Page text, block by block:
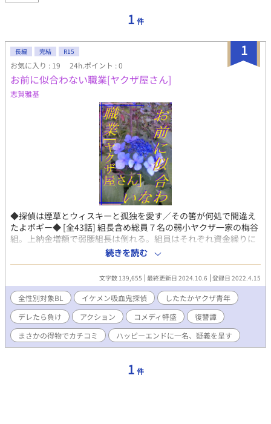
1 件
1
長編 完結 R15
お気に入り : 19 24h.ポイント : 0
お前に似合わない職業[ヤクザ屋さん]
志賀雅基
◆探偵は煙草とウィスキーと孤独を愛す／その筈が何処で間違え
たよボギー◆ [全43話] 組長含め総員７名の弱小ヤクザ一家の梅谷
組。上納金増額で弱腰組長は倒れる。組員はそれぞれ資金繰りに
奔走し若中の薫は賭け麻雀で稼ぐが、その帰りに上納金を吊り上
げた張本人の上部団体組長の罠に嵌められる。バレたら組織内抗
争になると思った薫は銃を持って出奔し探偵に助けられる
が……。 吸血鬼探偵×任侠道を往くヤクザ青年は意地の張り合
い、デレたら負け！？ ▼▼▼ 【BL特有シーンはストーリーに支障
なく回避可能です】 【ノベルアップ＋・ステキブンゲイにＲ無指
定版／エブリスタにR15版を掲載】 【完結投稿者がガチ連載に挑
んだ血反吐マラソン(꒪ཀ꒪)作】
続きを読む
文字数 139,655 最終更新日 2024.10.6 登録日 2022.4.15
全性別対象BL イケメン吸血鬼探偵
したたかヤクザ青年
デレたら負け
アクション コメディ特盛
復讐譚
まさかの得物でカチコミ
ハッピーエンドに一名、疑義を呈す
1 件